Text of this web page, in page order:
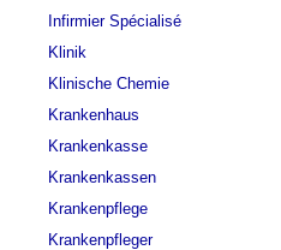
Infirmier Spécialisé
Klinik
Klinische Chemie
Krankenhaus
Krankenkasse
Krankenkassen
Krankenpflege
Krankenpfleger